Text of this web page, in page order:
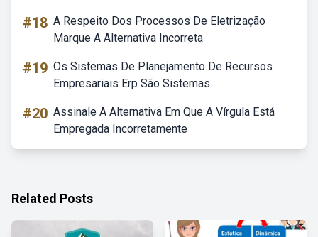
#18 A Respeito Dos Processos De Eletrização
Marque A Alternativa Incorreta
#19 Os Sistemas De Planejamento De Recursos
Empresariais Erp São Sistemas
#20 Assinale A Alternativa Em Que A Vírgula Está
Empregada Incorretamente
Related Posts